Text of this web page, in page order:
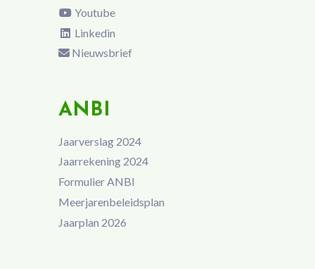
Youtube
Linkedin
Nieuwsbrief
ANBI
Jaarverslag 2024
Jaarrekening 2024
Formulier ANBI
Meerjarenbeleidsplan
Jaarplan 2026